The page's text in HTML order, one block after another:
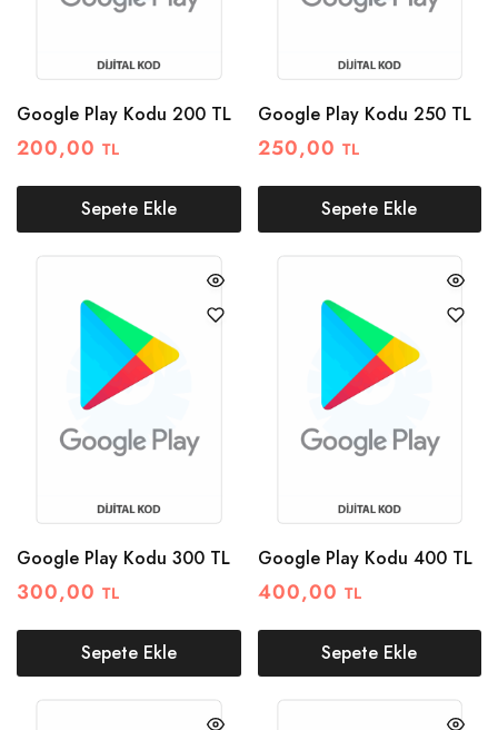
Google Play Kodu 200 TL
200,00 TL
Sepete Ekle
Google Play Kodu 250 TL
250,00 TL
Sepete Ekle
Google Play Kodu 300 TL
300,00 TL
Sepete Ekle
Google Play Kodu 400 TL
400,00 TL
Sepete Ekle